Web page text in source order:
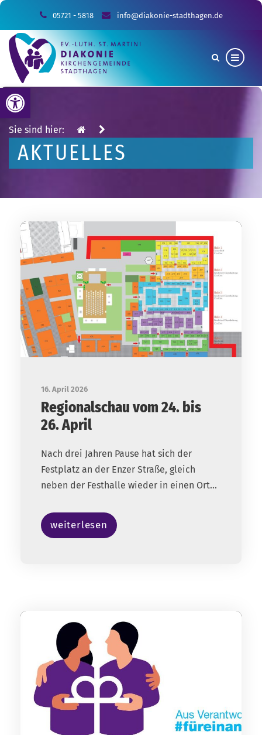
Werkzeugleiste öffnen
05721 - 5818 info@diakonie-stadthagen.de
Sie sind hier:
AKTUELLES
16. April 2026
Regionalschau vom 24. bis
26. April
Nach drei Jahren Pause hat sich der
Festplatz an der Enzer Straße, gleich
neben der Festhalle wieder in einen Ort...
weiterlesen